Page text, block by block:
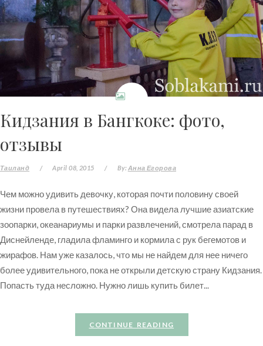
Кидзания в Бангкоке: фото,
отзывы
Таиланд / April 08, 2015 / By: Анна Егорова
Чем можно удивить девочку, которая почти половину своей
жизни провела в путешествиях? Она видела лучшие азиатские
зоопарки, океанариумы и парки развлечений, смотрела парад в
Диснейленде, гладила фламинго и кормила с рук бегемотов и
жирафов. Нам уже казалось, что мы не найдем для нее ничего
более удивительного, пока не открыли детскую страну Кидзания.
Попасть туда несложно. Нужно лишь купить билет...
CONTINUE READING